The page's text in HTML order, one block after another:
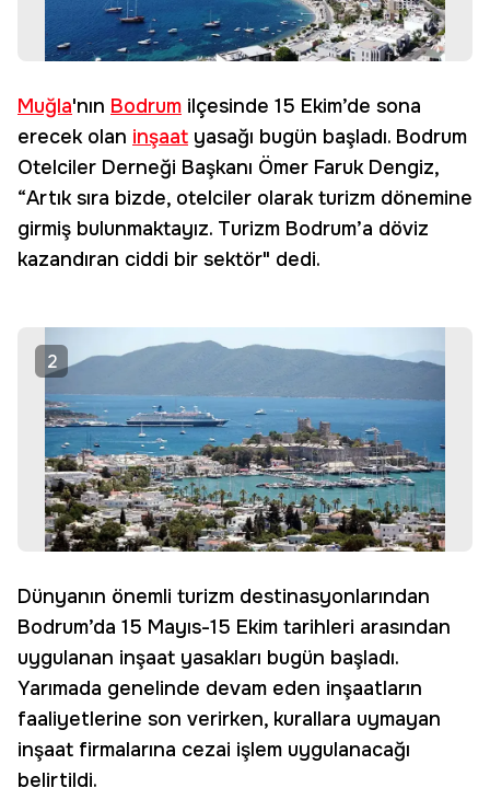
Muğla'nın Bodrum ilçesinde 15 Ekim’de sona
erecek olan inşaat yasağı bugün başladı. Bodrum
Otelciler Derneği Başkanı Ömer Faruk Dengiz,
“Artık sıra bizde, otelciler olarak turizm dönemine
girmiş bulunmaktayız. Turizm Bodrum’a döviz
kazandıran ciddi bir sektör" dedi.
2
Dünyanın önemli turizm destinasyonlarından
Bodrum’da 15 Mayıs-15 Ekim tarihleri arasından
uygulanan inşaat yasakları bugün başladı.
Yarımada genelinde devam eden inşaatların
faaliyetlerine son verirken, kurallara uymayan
inşaat firmalarına cezai işlem uygulanacağı
belirtildi.